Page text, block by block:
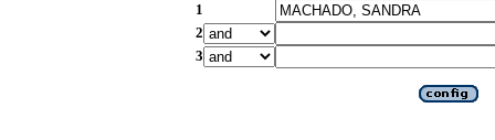
1
2
3